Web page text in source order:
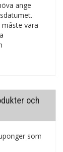
ange
vara
och
som